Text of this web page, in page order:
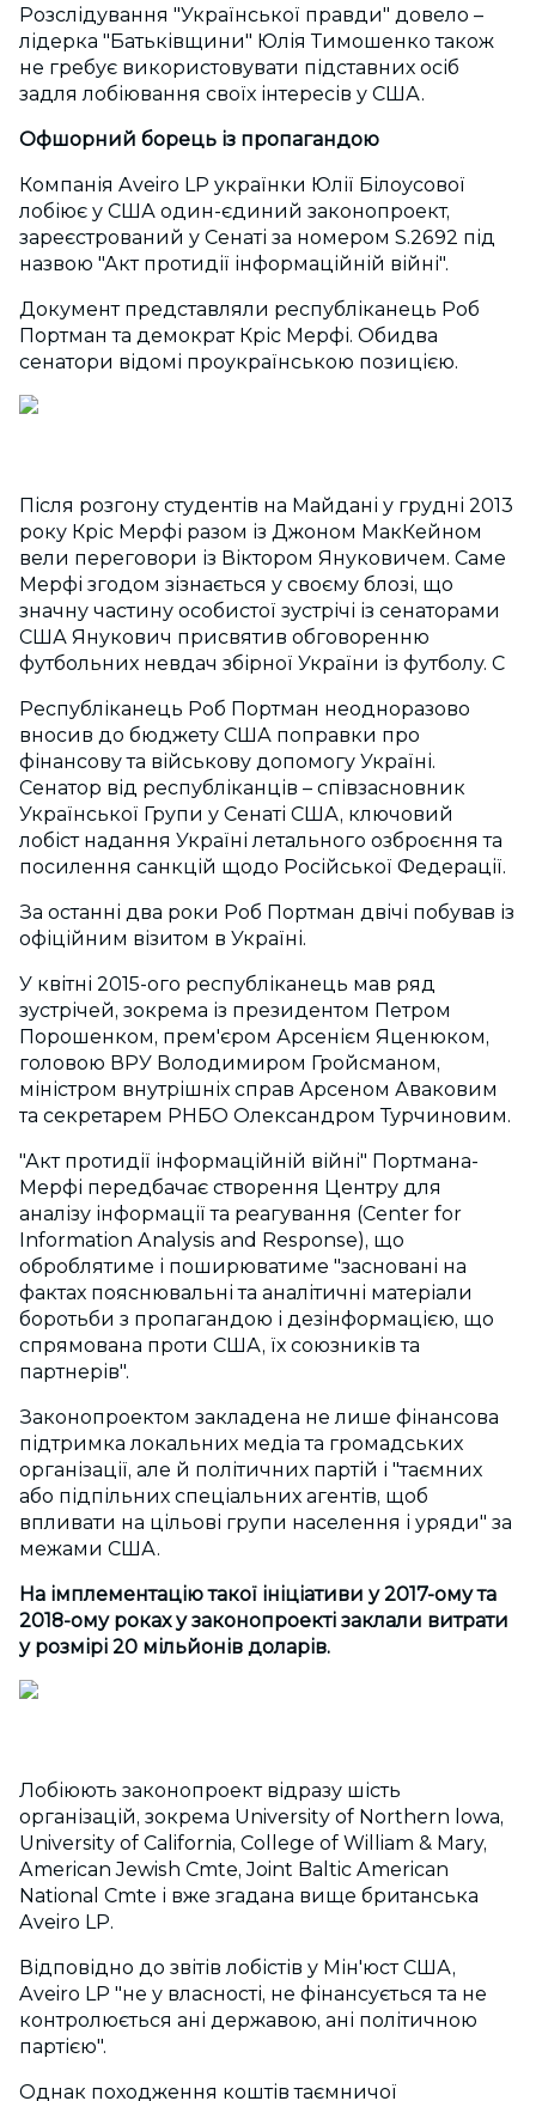
Розслідування "Української правди" довело –
лідерка "Батьківщини" Юлія Тимошенко також
не гребує використовувати підставних осіб
задля лобіювання своїх інтересів у США.
Офшорний борець із пропагандою
Компанія Aveiro LP українки Юлії Білоусової
лобіює у США один-єдиний законопроект,
зареєстрований у Сенаті за номером S.2692 під
назвою "Акт протидії інформаційній війні".
Документ представляли республіканець Роб
Портман та демократ Кріс Мерфі. Обидва
сенатори відомі проукраїнською позицією.
Після розгону студентів на Майдані у грудні 2013
року Кріс Мерфі разом із Джоном МакКейном
вели переговори із Віктором Януковичем. Саме
Мерфі згодом зізнається у своєму блозі, що
значну частину особистої зустрічі із сенаторами
США Янукович присвятив обговоренню
футбольних невдач збірної України із футболу. С
Республіканець Роб Портман неодноразово
вносив до бюджету США поправки про
фінансову та військову допомогу Україні.
Сенатор від республіканців – співзасновник
Української Групи у Сенаті США, ключовий
лобіст надання Україні летального озброєння та
посилення санкцій щодо Російської Федерації.
За останні два роки Роб Портман двічі побував із
офіційним візитом в Україні.
У квітні 2015-ого республіканець мав ряд
зустрічей, зокрема із президентом Петром
Порошенком, прем'єром Арсенієм Яценюком,
головою ВРУ Володимиром Гройсманом,
міністром внутрішніх справ Арсеном Аваковим
та секретарем РНБО Олександром Турчиновим.
"Акт протидії інформаційній війні" Портмана-
Мерфі передбачає створення Центру для
аналізу інформації та реагування (Center for
Information Analysis and Response), що
оброблятиме і поширюватиме "засновані на
фактах пояснювальні та аналітичні матеріали
боротьби з пропагандою і дезінформацією, що
спрямована проти США, їх союзників та
партнерів".
Законопроектом закладена не лише фінансова
підтримка локальних медіа та громадських
організації, але й політичних партій і "таємних
або підпільних спеціальних агентів, щоб
впливати на цільові групи населення і уряди" за
межами США.
На імплементацію такої ініціативи у 2017-ому та
2018-ому роках у законопроекті заклали витрати
у розмірі 20 мільйонів доларів.
Лобіюють законопроект відразу шість
організацій, зокрема University of Northern lowa,
University of California, College of William & Mary,
American Jewish Cmte, Joint Baltic American
National Cmte і вже згадана вище британська
Aveiro LP.
Відповідно до звітів лобістів у Мін'юст США,
Aveiro LP "не у власності, не фінансується та не
контролюється ані державою, ані політичною
партією".
Однак походження коштів таємничої